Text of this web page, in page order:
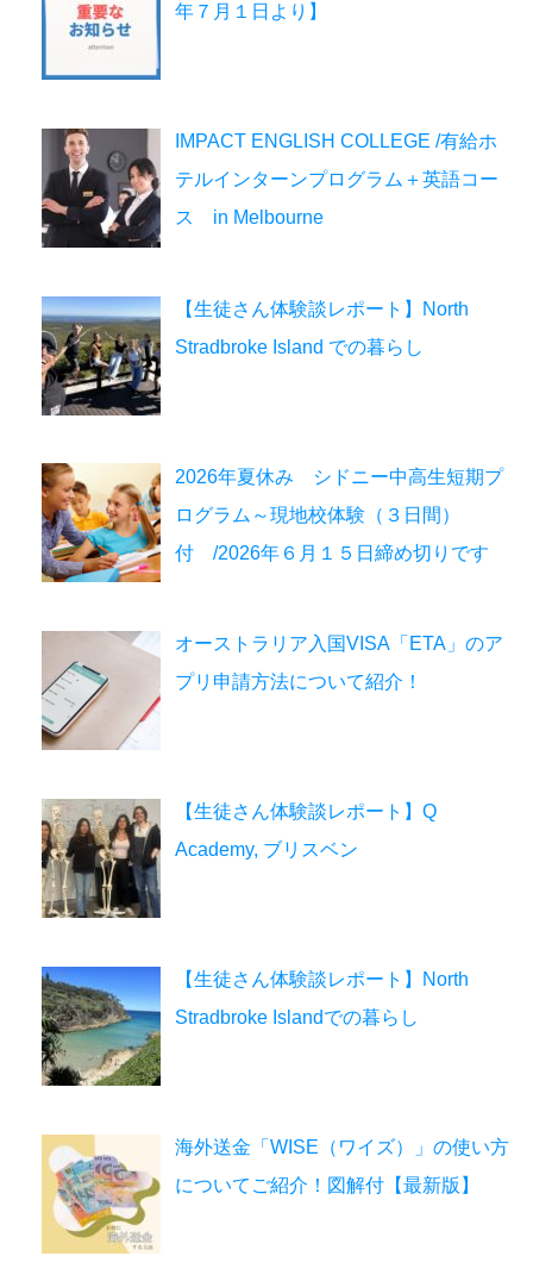
年７月１日より】
IMPACT ENGLISH COLLEGE /有給ホ
テルインターンプログラム＋英語コー
ス in Melbourne
【生徒さん体験談レポート】North
Stradbroke Island での暮らし
2026年夏休み シドニー中高生短期プ
ログラム～現地校体験（３日間）
付 /2026年６月１５日締め切りです
オーストラリア入国VISA「ETA」のア
プリ申請方法について紹介！
【生徒さん体験談レポート】Q
Academy, ブリスベン
【生徒さん体験談レポート】North
Stradbroke Islandでの暮らし
海外送金「WISE（ワイズ）」の使い方
についてご紹介！図解付【最新版】